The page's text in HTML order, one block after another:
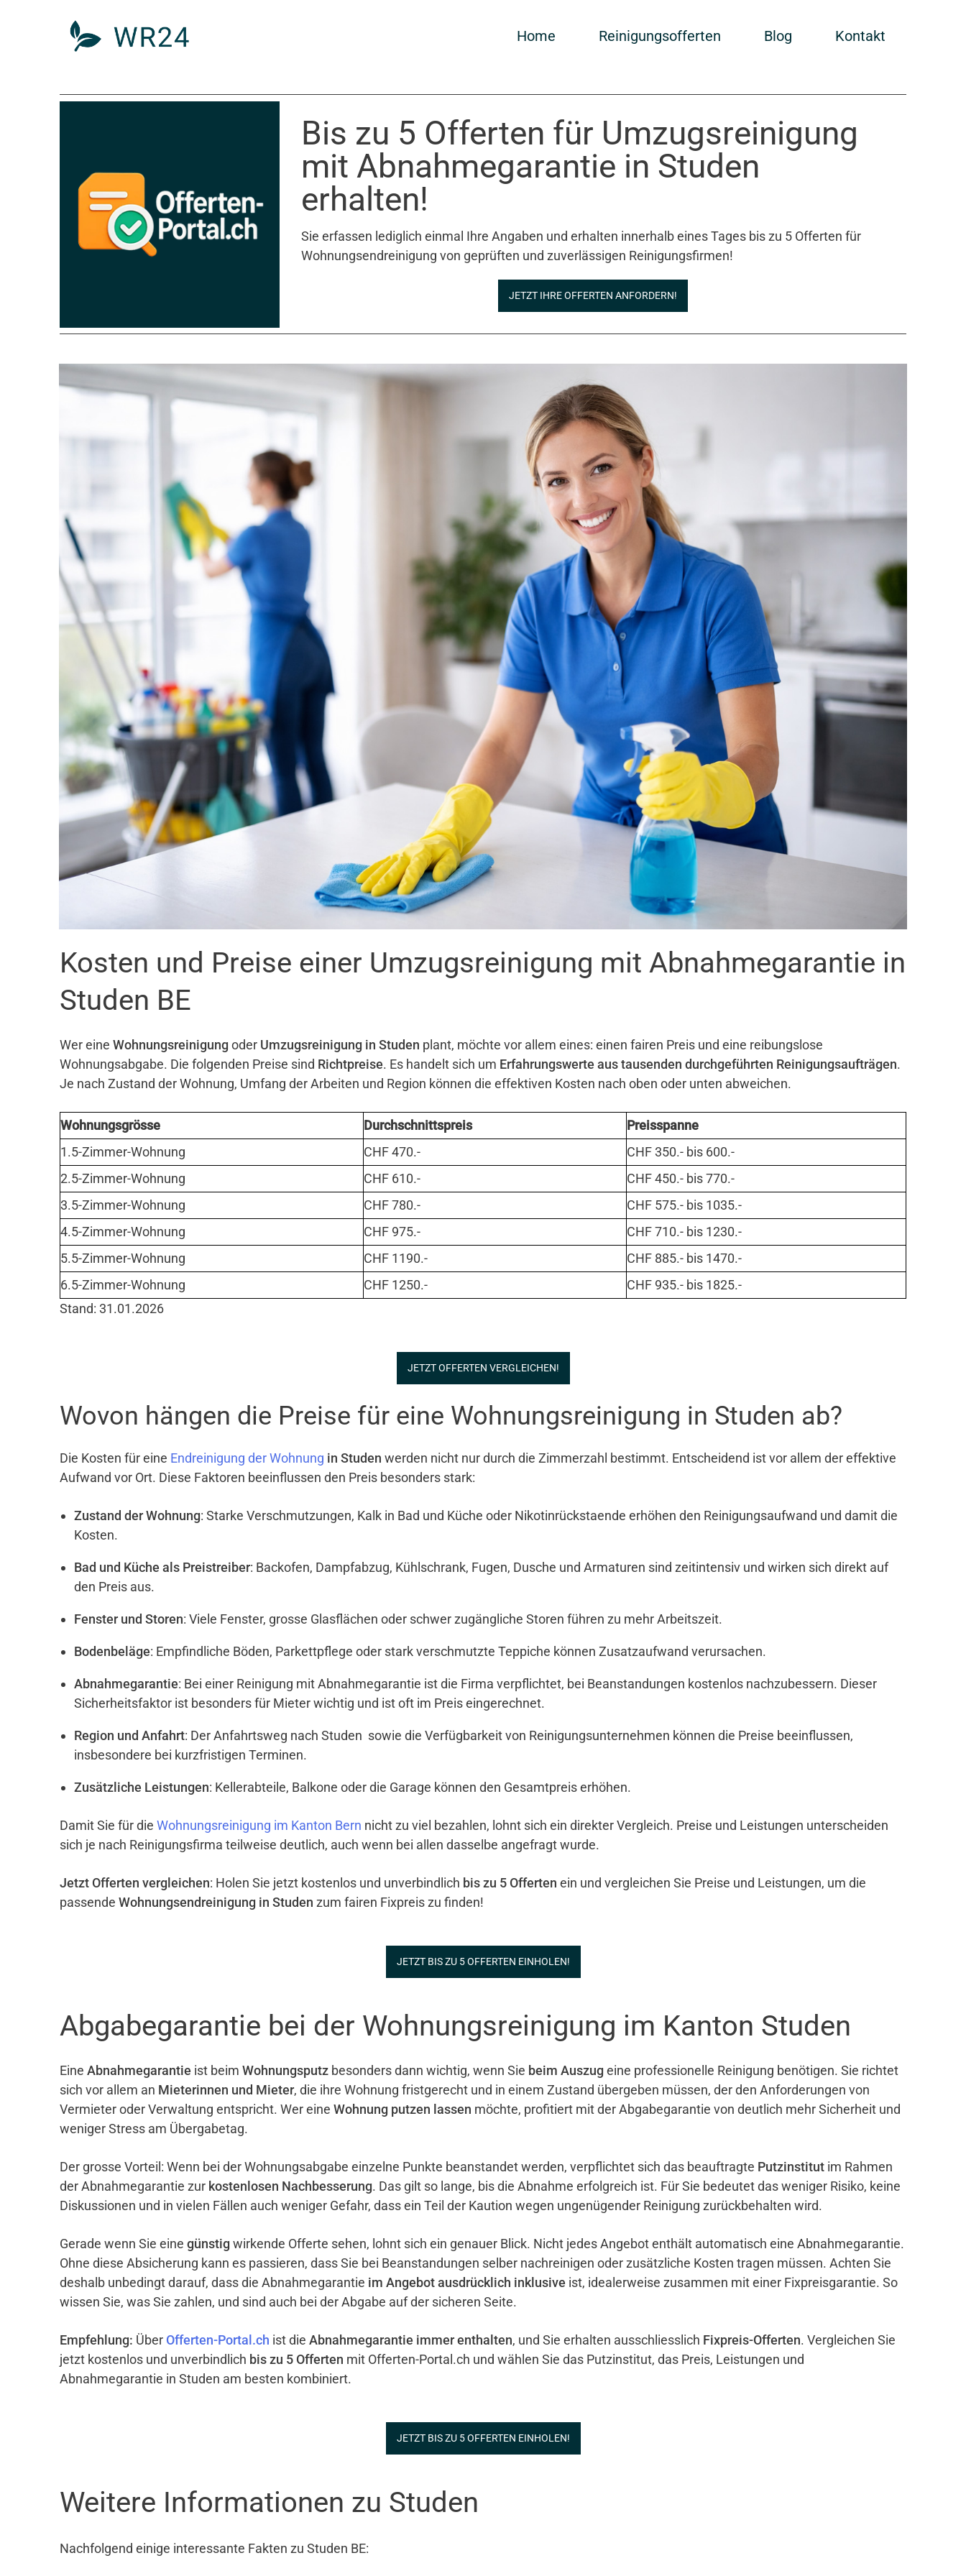
Home Reinigungsofferten Blog Kontakt
Bis zu 5 Offerten für Umzugsreinigung
mit Abnahmegarantie in Studen
erhalten!
Sie erfassen lediglich einmal Ihre Angaben und erhalten innerhalb eines Tages bis zu 5 Offerten für
Wohnungsendreinigung von geprüften und zuverlässigen Reinigungsfirmen!
JETZT IHRE OFFERTEN ANFORDERN!
Kosten und Preise einer Umzugsreinigung mit Abnahmegarantie in
Studen BE
Wer eine Wohnungsreinigung oder Umzugsreinigung in Studen plant, möchte vor allem eines: einen fairen Preis und eine reibungslose
Wohnungsabgabe. Die folgenden Preise sind Richtpreise. Es handelt sich um Erfahrungswerte aus tausenden durchgeführten Reinigungsaufträgen.
Je nach Zustand der Wohnung, Umfang der Arbeiten und Region können die effektiven Kosten nach oben oder unten abweichen.
Wohnungsgrösse Durchschnittspreis
Preisspanne
1.5-Zimmer-Wohnung
CHF 470.-
CHF 350.- bis 600.-
2.5-Zimmer-Wohnung
CHF 610.-
CHF 450.- bis 770.-
3.5-Zimmer-Wohnung
CHF 780.-
CHF 575.- bis 1035.-
4.5-Zimmer-Wohnung
CHF 975.-
CHF 710.- bis 1230.-
5.5-Zimmer-Wohnung
CHF 1190.-
CHF 885.- bis 1470.-
6.5-Zimmer-Wohnung
CHF 1250.-
CHF 935.- bis 1825.-
Stand: 31.01.2026
JETZT OFFERTEN VERGLEICHEN!
Wovon hängen die Preise für eine Wohnungsreinigung in Studen ab?
Die Kosten für eine Endreinigung der Wohnung in Studen werden nicht nur durch die Zimmerzahl bestimmt. Entscheidend ist vor allem der effektive
Aufwand vor Ort. Diese Faktoren beeinflussen den Preis besonders stark:
Zustand der Wohnung: Starke Verschmutzungen, Kalk in Bad und Küche oder Nikotinrückstaende erhöhen den Reinigungsaufwand und damit die
Kosten.
Bad und Küche als Preistreiber: Backofen, Dampfabzug, Kühlschrank, Fugen, Dusche und Armaturen sind zeitintensiv und wirken sich direkt auf
den Preis aus.
Fenster und Storen: Viele Fenster, grosse Glasflächen oder schwer zugängliche Storen führen zu mehr Arbeitszeit.
Bodenbeläge: Empfindliche Böden, Parkettpflege oder stark verschmutzte Teppiche können Zusatzaufwand verursachen.
Abnahmegarantie: Bei einer Reinigung mit Abnahmegarantie ist die Firma verpflichtet, bei Beanstandungen kostenlos nachzubessern. Dieser
Sicherheitsfaktor ist besonders für Mieter wichtig und ist oft im Preis eingerechnet.
Region und Anfahrt: Der Anfahrtsweg nach Studen sowie die Verfügbarkeit von Reinigungsunternehmen können die Preise beeinflussen,
insbesondere bei kurzfristigen Terminen.
Zusätzliche Leistungen: Kellerabteile, Balkone oder die Garage können den Gesamtpreis erhöhen.
Damit Sie für die Wohnungsreinigung im Kanton Bern nicht zu viel bezahlen, lohnt sich ein direkter Vergleich. Preise und Leistungen unterscheiden
sich je nach Reinigungsfirma teilweise deutlich, auch wenn bei allen dasselbe angefragt wurde.
Jetzt Offerten vergleichen: Holen Sie jetzt kostenlos und unverbindlich bis zu 5 Offerten ein und vergleichen Sie Preise und Leistungen, um die
passende Wohnungsendreinigung in Studen zum fairen Fixpreis zu finden!
JETZT BIS ZU 5 OFFERTEN EINHOLEN!
Abgabegarantie bei der Wohnungsreinigung im Kanton Studen
Eine Abnahmegarantie ist beim Wohnungsputz besonders dann wichtig, wenn Sie beim Auszug eine professionelle Reinigung benötigen. Sie richtet
sich vor allem an Mieterinnen und Mieter, die ihre Wohnung fristgerecht und in einem Zustand übergeben müssen, der den Anforderungen von
Vermieter oder Verwaltung entspricht. Wer eine Wohnung putzen lassen möchte, profitiert mit der Abgabegarantie von deutlich mehr Sicherheit und
weniger Stress am Übergabetag.
Der grosse Vorteil: Wenn bei der Wohnungsabgabe einzelne Punkte beanstandet werden, verpflichtet sich das beauftragte Putzinstitut im Rahmen
der Abnahmegarantie zur kostenlosen Nachbesserung. Das gilt so lange, bis die Abnahme erfolgreich ist. Für Sie bedeutet das weniger Risiko, keine
Diskussionen und in vielen Fällen auch weniger Gefahr, dass ein Teil der Kaution wegen ungenügender Reinigung zurückbehalten wird.
Gerade wenn Sie eine günstig wirkende Offerte sehen, lohnt sich ein genauer Blick. Nicht jedes Angebot enthält automatisch eine Abnahmegarantie.
Ohne diese Absicherung kann es passieren, dass Sie bei Beanstandungen selber nachreinigen oder zusätzliche Kosten tragen müssen. Achten Sie
deshalb unbedingt darauf, dass die Abnahmegarantie im Angebot ausdrücklich inklusive ist, idealerweise zusammen mit einer Fixpreisgarantie. So
wissen Sie, was Sie zahlen, und sind auch bei der Abgabe auf der sicheren Seite.
Empfehlung: Über Offerten-Portal.ch ist die Abnahmegarantie immer enthalten, und Sie erhalten ausschliesslich Fixpreis-Offerten. Vergleichen Sie
jetzt kostenlos und unverbindlich bis zu 5 Offerten mit Offerten-Portal.ch und wählen Sie das Putzinstitut, das Preis, Leistungen und
Abnahmegarantie in Studen am besten kombiniert.
JETZT BIS ZU 5 OFFERTEN EINHOLEN!
Weitere Informationen zu Studen
Nachfolgend einige interessante Fakten zu Studen BE: